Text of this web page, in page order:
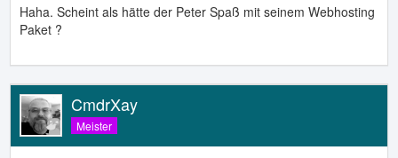
Haha. Scheint als hätte der Peter Spaß mit seinem Webhosting
Paket ?
CmdrXay
Meister